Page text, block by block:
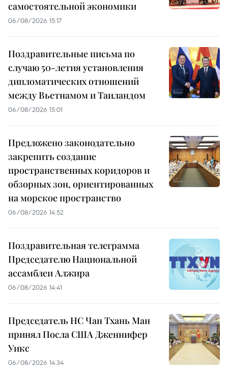
самостоятельной экономики
06/08/2026 15:17
Поздравительные письма по
случаю 50-летия установления
дипломатических отношений
между Вьетнамом и Таиландом
06/08/2026 15:01
Предложено законодательно
закрепить создание
пространственных коридоров и
обзорных зон, ориентированных
на морское пространство
06/08/2026 14:52
Поздравительная телеграмма
Председателю Национальной
ассамблеи Алжира
06/08/2026 14:41
Председатель НС Чан Тхань Ман
принял Посла США Дженнифер
Уикс
06/08/2026 14:34